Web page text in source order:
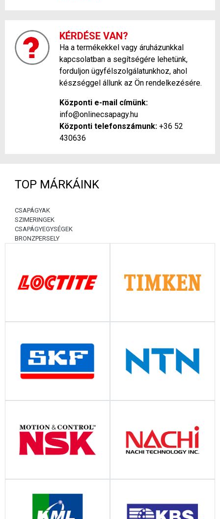
KÉRDÉSE VAN?
Ha a termékekkel vagy áruházunkkal
kapcsolatban a segítségére lehetünk,
forduljon ügyfélszolgálatunkhoz, ahol
készséggel állunk az Ön rendelkezésére.
Központi e-mail címünk:
info@onlinecsapagy.hu
Központi telefonszámunk: +36 52
430636
TOP MÁRKÁINK
CSAPÁGYAK
SZIMERINGEK
CSAPÁGYEGYSÉGEK
BRONZPERSELY